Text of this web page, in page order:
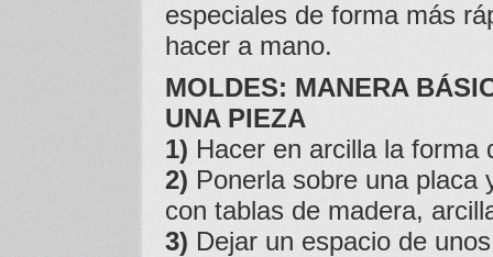
especiales de forma más
hacer a mano.
MOLDES: MANERA
UNA PIEZA
1) Hacer en arcilla la forma
2) Ponerla sobre una placa
con tablas de madera,
3) Dejar un espacio de